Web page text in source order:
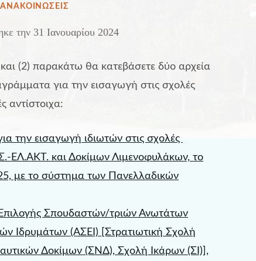
ΔΗΜΟΣΙΕΎΘΗΚΕ
ΑΝΑΚΟΙΝΩΣΕΙΣ
την 31 Ιανουαρίου 2024
(2) παρακάτω θα κατεβάσετε δύο αρχεία
για την εισαγωγή στις σχολές
αντίστοιχα:
την εισαγωγή ιδιωτών στις σχολές
ΕΛ.ΑΚΤ. και Δοκίμων Λιμενοφυλάκων, το
με το σύστημα των Πανελλαδικών
Σπουδαστών/τριών Ανωτάτων
Ιδρυμάτων (ΑΣΕΙ) [Στρατιωτική Σχολή
Δοκίμων (ΣΝΔ), Σχολή Ικάρων (ΣΙ)],